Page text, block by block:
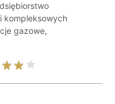
kompleksowych
gazowe,